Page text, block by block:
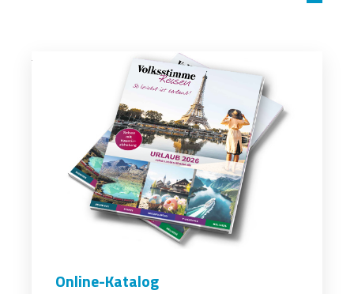
Online-Katalog